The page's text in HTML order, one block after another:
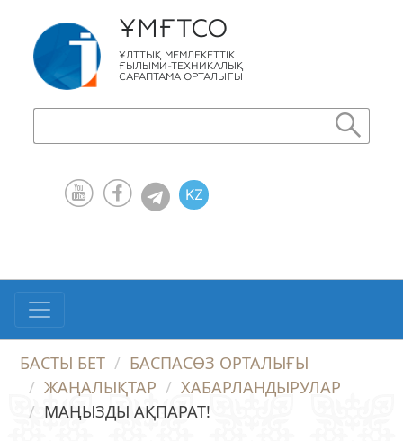
ҰМҒТСО
ҰЛТТЫҚ МЕМЛЕКЕТТІК
ҒЫЛЫМИ-ТЕХНИКАЛЫҚ
САРАПТАМА ОРТАЛЫҒЫ
KZ
БАСТЫ БЕТ
БАСПАСӨЗ ОРТАЛЫҒЫ
ЖАҢАЛЫҚТАР
ХАБАРЛАНДЫРУЛАР
МАҢЫЗДЫ АҚПАРАТ!